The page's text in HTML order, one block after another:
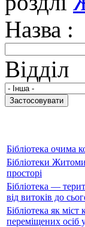
Назва :
Відділ
Бібліотека очима
Бібліотеки
просторі
Бібліотека —
від витоків до
Бібліотека як міст
переміщених осіб